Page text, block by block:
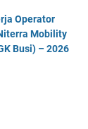
Operator
Mobility
Busi) – 2026